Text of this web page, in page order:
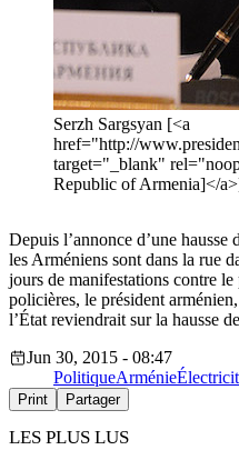
Serzh Sargsyan [<a
href="http://
target="_blank"
Republic of Armenia]</
Depuis l’annonce d’une
les Arméniens sont dans la rue
jours de manifestations contre
policières, le président
l’État reviendrait sur la hausse
Jun 30, 2015 - 08:47
PolitiqueArménie
Print Partager
LES PLUS LUS